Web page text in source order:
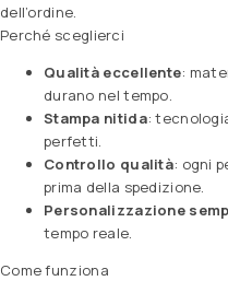
dell’ordine.
Perché sceglierci
Qualità eccellente:
durano nel tempo.
Stampa nitida:
perfetti.
Controllo qualità: ogni
prima della spedizione.
Personalizzazione
tempo reale.
Come funziona